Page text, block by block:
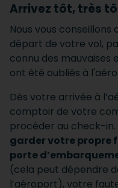
Arrivez tôt, très
Nous vous
départ de votre vol,
connu des mauvaises
ont été oubliés à
Dès votre arrivée à
comptoir de votre
procéder au check-in.
garder votre propre
porte
(cela peut dépendre
l’aéroport), votre